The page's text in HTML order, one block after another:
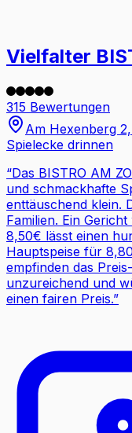
Vielfalter
315 Bewertungen
Am Hexenberg
Spielecke drinnen
“Das BISTRO AM
und schmackhafte
enttäuschend klein.
Familien. Ein
8,50€ lässt einen
Hauptspeise für
empfinden das
unzureichend und
einen fairen Preis.”